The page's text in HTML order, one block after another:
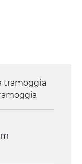
motore
tramoggia